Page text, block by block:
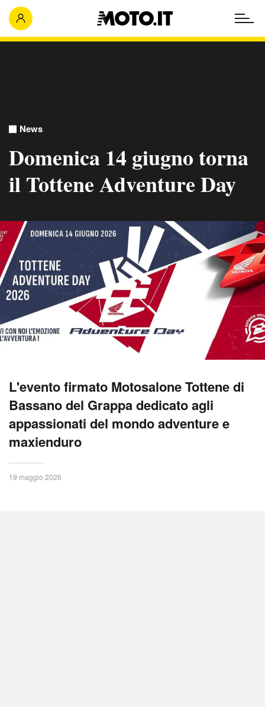
News
Domenica 14 giugno torna
il Tottene Adventure Day
L'evento firmato Motosalone Tottene di
Bassano del Grappa dedicato agli
appassionati del mondo adventure e
maxienduro
19 maggio 2026